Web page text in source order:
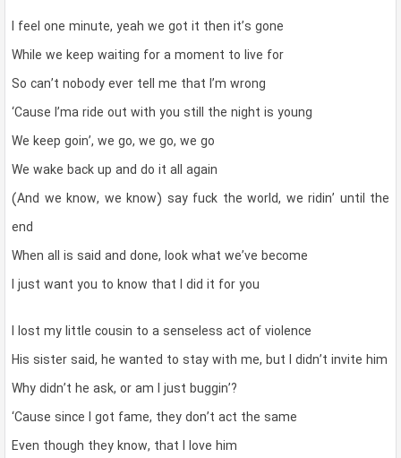
I feel one minute, yeah we got it then it’s gone
While we keep waiting for a moment to live for
So can’t nobody ever tell me that I’m wrong
‘Cause I’ma ride out with you still the night is young
We keep goin’, we go, we go, we go
We wake back up and do it all again
(And we know, we know) say fuck the world, we ridin’ until the
end
When all is said and done, look what we’ve become
I just want you to know that I did it for you
I lost my little cousin to a senseless act of violence
His sister said, he wanted to stay with me, but I didn’t invite him
Why didn’t he ask, or am I just buggin’?
‘Cause since I got fame, they don’t act the same
Even though they know, that I love him